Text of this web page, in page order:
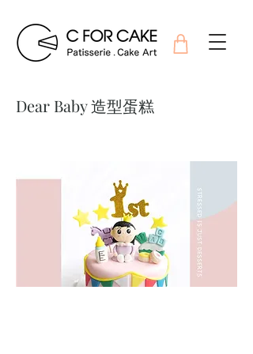
Dear Baby 造型蛋糕